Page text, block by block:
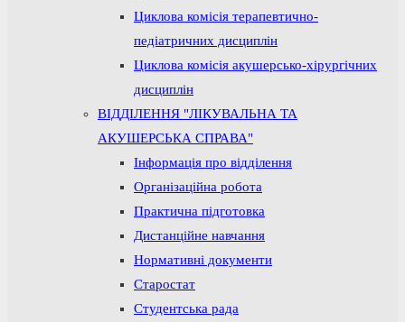
Циклова комісія терапевтично-
педіатричних дисциплін
Циклова комісія акушерсько-хірургічних
дисциплін
ВІДДІЛЕННЯ "ЛІКУВАЛЬНА ТА
АКУШЕРСЬКА СПРАВА"
Інформація про відділення
Організаційна робота
Практична підготовка
Дистанційне навчання
Нормативні документи
Старостат
Студентська рада